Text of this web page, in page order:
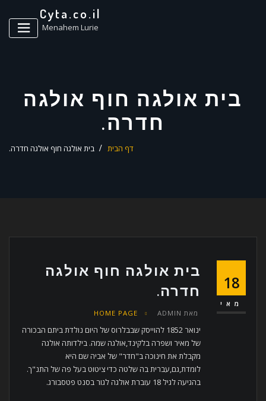
Cyta.co.il
Menahem Lurie
בית אולגה חוף אולגה
חדרה.
דף הבית בית אולגה חוף אולגה חדרה.
18
מאי
בית אולגה חוף אולגה
חדרה.
מאת ADMIN
HOME PAGE
ינואר 1852 להוייסק שבבלרוס של היום נולדת ביתם הבכורה
של מאיר ושפרה בלקינד,אולגה שמה. בילדותה אולגה
מקבלת את חינוכה ב"חדר" של אביה שם היא
לומדת,גם,עברית בה שלטה כדי ציטוט בעל פה של התנ"ך.
בהגיעה לגיל 18 עוברת אולגה לגור בסנט פטסבורג.